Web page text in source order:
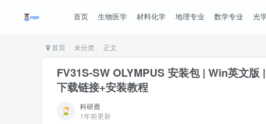
首页 生物医学 材料化学 地理专业 数学专业 光
首页 未分类 正文
FV31S-SW OLYMPUS 安装包 | Win英文版
下载链接+安装教程
科研鹿
1年前更新